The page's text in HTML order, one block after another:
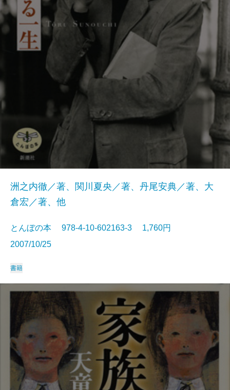
洲之内徹／著、関川夏央／著、丹尾安典／著、大
倉宏／著、他
とんぼの本 978-4-10-602163-3 1,760円
2007/10/25
書籍